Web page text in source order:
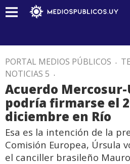
PORTAL MEDIOS PÚBLICOS .
NOTICIAS 5 .
Acuerdo
podría firmarse el
diciembre en Río
Esa es la intención de la
Comisión Europea, Úrsula
el canciller brasileño